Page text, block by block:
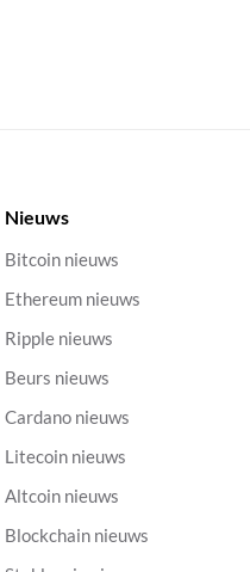
Nieuws
Bitcoin nieuws
Ethereum nieuws
Ripple nieuws
Beurs nieuws
Cardano nieuws
Litecoin nieuws
Altcoin nieuws
Blockchain nieuws